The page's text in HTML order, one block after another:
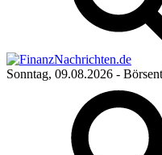
Sonntag, 09.08.2026 -